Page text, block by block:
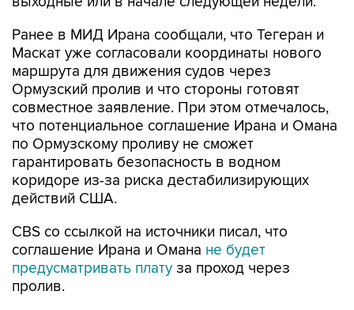
Ранее в МИД Ирана сообщали, что Тегеран и
Маскат уже согласовали координаты нового
маршрута для движения судов через
Ормузский пролив и что стороны готовят
совместное заявление. При этом отмечалось,
что потенциальное соглашение Ирана и Омана
по Ормузскому проливу не сможет
гарантировать безопасность в водном
коридоре из-за риска дестабилизирующих
действий США.
CBS со ссылкой на источники писал, что
соглашение Ирана и Омана не будет
предусматривать плату за проход через
пролив.